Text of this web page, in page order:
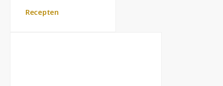
Recepten